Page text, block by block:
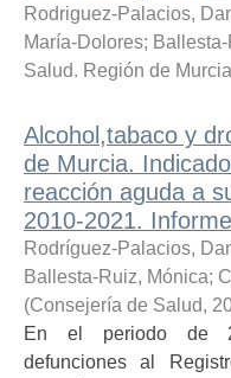
Rodriguez-Palacios,
María-Dolores;
Salud. Región de Murcia
Alcohol,tabaco y
de Murcia.
reacción aguda a
2010-2021.
Rodríguez-Palacios,
Ballesta-Ruiz, Mónica;
(Consejería de Salud,
En el periodo de
defunciones al